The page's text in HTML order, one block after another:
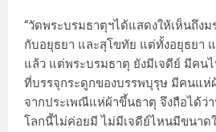
“วัดพระบรมธาตุฯได้แสดงให้เห็นถึง
กับอยุธยา และสุโขทัย แต่ทั้งอยุธยา
แล้ว แต่พระบรมธาตุ ยังมีเจดีย์ มีคน
ที่บรรจุกระดูกของบรรพบุรุษ มีคนแห่
จากประเพณีแห่ผ้าขึ้นธาตุ จึงถือได้ว่
โลกนี้ไม่ค่อยมี ไม่มีเจดีย์ไหนมีขนาด